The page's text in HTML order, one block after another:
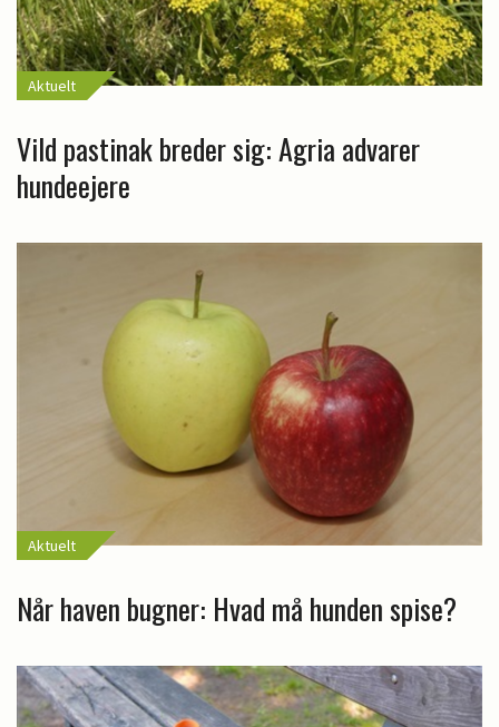
Aktuelt
Vild pastinak breder sig: Agria advarer
hundeejere
Aktuelt
Når haven bugner: Hvad må hunden spise?